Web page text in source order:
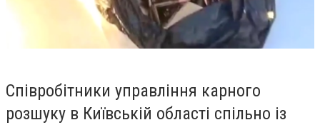
Співробітники управління карного
розшуку в Київській області спільно із